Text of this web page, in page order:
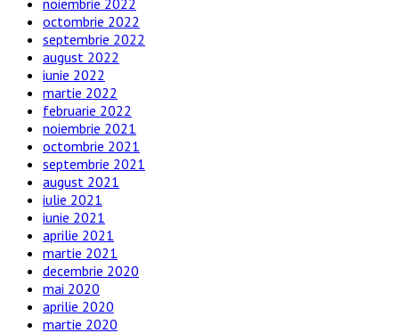
octombrie 2022
septembrie 2022
august 2022
iunie 2022
martie 2022
februarie 2022
noiembrie 2021
octombrie 2021
septembrie 2021
august 2021
iulie 2021
iunie 2021
aprilie 2021
martie 2021
decembrie 2020
mai 2020
aprilie 2020
martie 2020